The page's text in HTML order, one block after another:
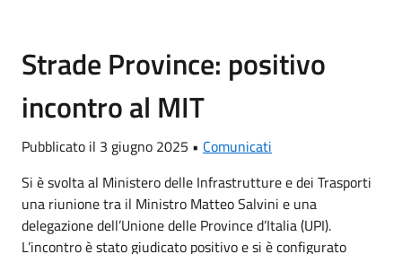
Strade Province: positivo
incontro al MIT
Pubblicato il 3 giugno 2025 • Comunicati
Si è svolta al Ministero delle Infrastrutture e dei Trasporti
una riunione tra il Ministro Matteo Salvini e una
delegazione dell’Unione delle Province d’Italia (UPI).
L’incontro è stato giudicato positivo e si è configurato